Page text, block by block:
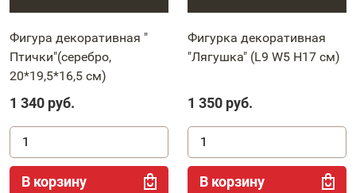
Фигура декоративная "
Птички"(серебро,
20*19,5*16,5 см)
1 340 руб.
В корзину
Фигурка декоративная
"Лягушка" (L9 W5 H17 см)
1 350 руб.
В корзину